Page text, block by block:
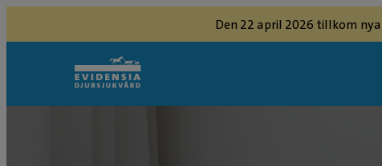
Den 22 april 2026 tillkom